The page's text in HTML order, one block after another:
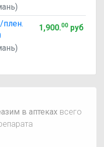
1,900.00руб
в аптеках всего